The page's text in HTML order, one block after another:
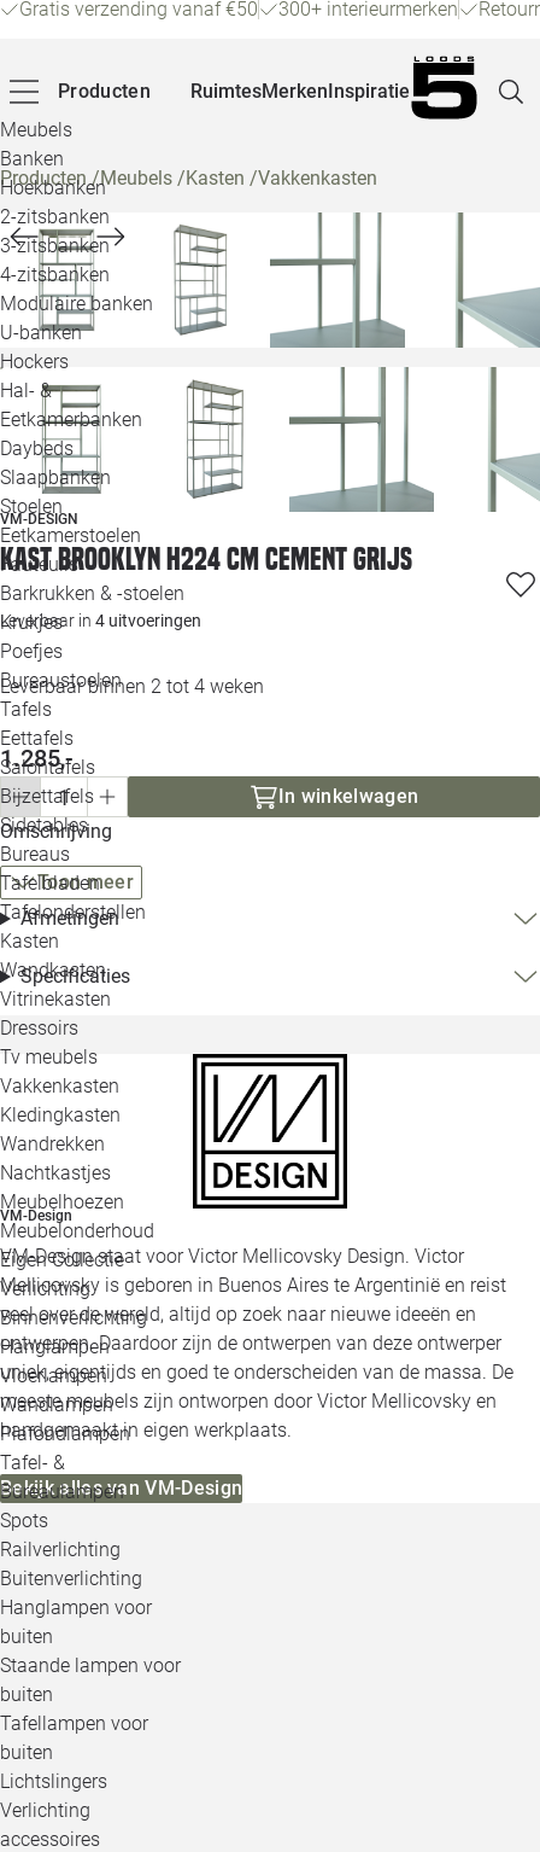
Gratis verzending vanaf €50 300+ interieurmerken
Producten
Meubels
Banken
Hoekbanken
2-zitsbanken
3-zitsbanken
4-zitsbanken
Modulaire banken
U-banken
Hockers
Hal- &
Eetkamerbanken
Daybeds
Slaapbanken
Stoelen
Eetkamerstoelen
Fauteuils
Barkrukken & -stoelen
Krukjes
Poefjes
Bureaustoelen
Tafels
Eettafels
Salontafels
Bijzettafels
Sidetables
Bureaus
Tafelbladen
Tafelonderstellen
Kasten
Wandkasten
Vitrinekasten
Dressoirs
Tv meubels
Vakkenkasten
Kledingkasten
Wandrekken
Nachtkastjes
Meubelhoezen
Meubelonderhoud
Eigen Collectie
Verlichting
Binnenverlichting
Hanglampen
Vloerlampen
Wandlampen
Plafondlampen
Tafel- &
Bureaulampen
Spots
Railverlichting
Buitenverlichting
Hanglampen voor
buiten
Staande lampen voor
buiten
Tafellampen voor
buiten
Lichtslingers
Verlichting
accessoires
RuimtesMerkenInspiratie
Producten/Meubels /Kasten /Vakkenkasten
VM-DESIGN
Kast Brooklyn H224 cm cement grijs
Leverbaar in 4 uitvoeringen
Leverbaar binnen 2 tot 4 weken
1.285,-
In winkelwagen
Omschrijving
Toon meer
Afmetingen
Specificaties
VM-Design
VM-Design staat voor Victor Mellicovsky Design. Victor
Mellicovsky is geboren in Buenos Aires te Argentinië en reist
veel over de wereld, altijd op zoek naar nieuwe ideeën en
ontwerpen. Daardoor zijn de ontwerpen van deze ontwerper
uniek, eigentijds en goed te onderscheiden van de massa. De
meeste meubels zijn ontworpen door Victor Mellicovsky en
handgemaakt in eigen werkplaats.
Bekijk alles van VM-Design